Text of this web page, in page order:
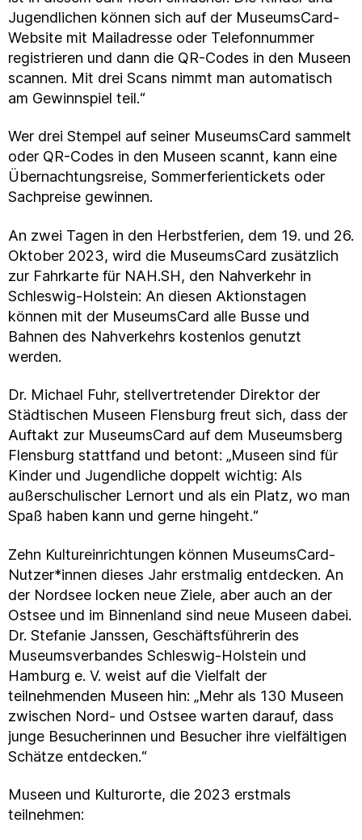
Jugendlichen können sich auf der MuseumsCard-
Website mit Mailadresse oder Telefonnummer
registrieren und dann die QR-Codes in den Museen
scannen. Mit drei Scans nimmt man automatisch
am Gewinnspiel teil.“
Wer drei Stempel auf seiner MuseumsCard sammelt
oder QR-Codes in den Museen scannt, kann eine
Übernachtungsreise, Sommerferientickets oder
Sachpreise gewinnen.
An zwei Tagen in den Herbstferien, dem 19. und 26.
Oktober 2023, wird die MuseumsCard zusätzlich
zur Fahrkarte für NAH.SH, den Nahverkehr in
Schleswig-Holstein: An diesen Aktionstagen
können mit der MuseumsCard alle Busse und
Bahnen des Nahverkehrs kostenlos genutzt
werden.
Dr. Michael Fuhr, stellvertretender Direktor der
Städtischen Museen Flensburg freut sich, dass der
Auftakt zur MuseumsCard auf dem Museumsberg
Flensburg stattfand und betont: „Museen sind für
Kinder und Jugendliche doppelt wichtig: Als
außerschulischer Lernort und als ein Platz, wo man
Spaß haben kann und gerne hingeht.“
Zehn Kultureinrichtungen können MuseumsCard-
Nutzer*innen dieses Jahr erstmalig entdecken. An
der Nordsee locken neue Ziele, aber auch an der
Ostsee und im Binnenland sind neue Museen dabei.
Dr. Stefanie Janssen, Geschäftsführerin des
Museumsverbandes Schleswig-Holstein und
Hamburg e. V. weist auf die Vielfalt der
teilnehmenden Museen hin: „Mehr als 130 Museen
zwischen Nord- und Ostsee warten darauf, dass
junge Besucherinnen und Besucher ihre vielfältigen
Schätze entdecken.“
Museen und Kulturorte, die 2023 erstmals
teilnehmen: